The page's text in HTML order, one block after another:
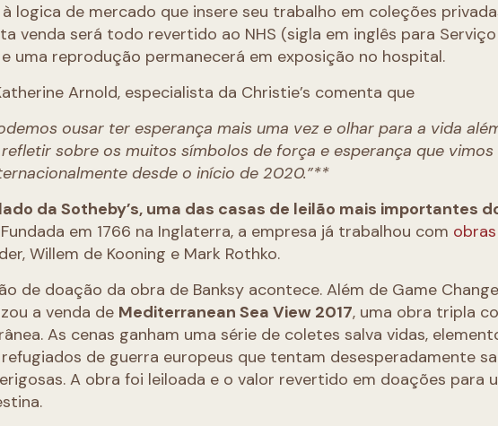
logica de mercado que insere seu trabalho em coleções
venda será todo revertido ao NHS (sigla em inglês para Serviço
uma reprodução permanecerá em exposição no hospital.
Arnold, especialista da Christie’s comenta que
ousar ter esperança mais uma vez e olhar para a vida
sobre os muitos símbolos de força e esperança que vimos
desde o início de 2020.”**
da Sotheby’s, uma das casas de leilão mais importantes
Fundada em 1766 na Inglaterra, a empresa já trabalhou com
Willem de Kooning e Mark Rothko.
de doação da obra de Banksy acontece. Além de Game
a venda de Mediterranean Sea View 2017, uma obra tripla
As cenas ganham uma série de coletes salva vidas,
de guerra europeus que tentam desesperadamente
A obra foi leiloada e o valor revertido em doações para